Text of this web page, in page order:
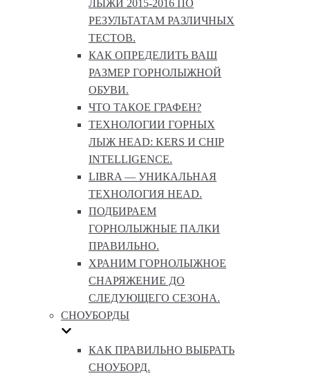
ЛЫЖИ 2015-2016 ПО
РЕЗУЛЬТАТАМ РАЗЛИЧНЫХ
ТЕСТОВ.
КАК ОПРЕДЕЛИТЬ ВАШ
РАЗМЕР ГОРНОЛЫЖНОЙ
ОБУВИ.
ЧТО ТАКОЕ ГРАФЕН?
ТЕХНОЛОГИИ ГОРНЫХ
ЛЫЖ HEAD: KERS И CHIP
INTELLIGENCE.
LIBRA — УНИКАЛЬНАЯ
ТЕХНОЛОГИЯ HEAD.
ПОДБИРАЕМ
ГОРНОЛЫЖНЫЕ ПАЛКИ
ПРАВИЛЬНО.
ХРАНИМ ГОРНОЛЫЖНОЕ
СНАРЯЖЕНИЕ ДО
СЛЕДУЮЩЕГО СЕЗОНА.
СНОУБОРДЫ
КАК ПРАВИЛЬНО ВЫБРАТЬ
СНОУБОРД.